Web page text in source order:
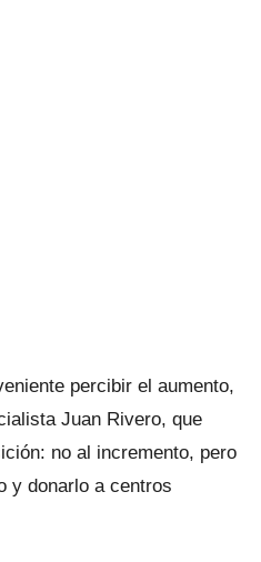
percibir el aumento,
Juan Rivero, que
no al incremento, pero
y donarlo a centros